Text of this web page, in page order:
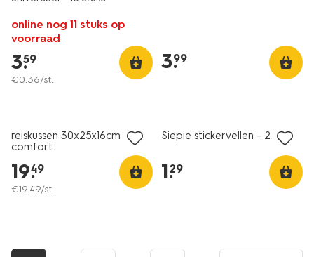
online nog 11 stuks op
voorraad
3.
59
€0.36/st.
3.
99
reiskussen 30x25x16cm
comfort
19.
49
€19.49/st.
Siepie stickervellen - 2 stuks
1.
29